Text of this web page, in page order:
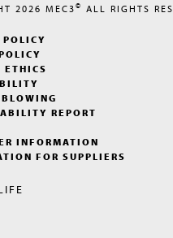
2026 MEC3© ALL RIGHTS
POLICY
ETHICS
REPORT
INFORMATION
FOR SUPPLIERS